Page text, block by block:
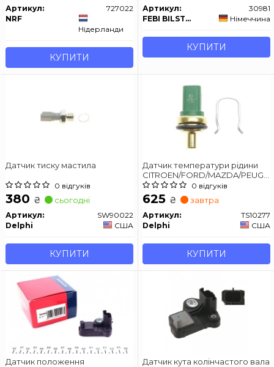
Артикул:
727022
NRF
Нідерланди
КУПИТИ
Артикул:
30981
FEBI BILSTEIN
Німеччина
КУПИТИ
Датчик тиску мастила
0 відгуків
380 ₴ сьогодні
Артикул:
SW90022
Delphi
США
КУПИТИ
Датчик температури рідини
CITROEN/FORD/MAZDA/
Expert/Mondeo/3/Partner "14-
2,2D "04>>
0 відгуків
625 ₴ завтра
Артикул:
TS10277
Delphi
США
КУПИТИ
Датчик положення Датчик кута колінчастого вала